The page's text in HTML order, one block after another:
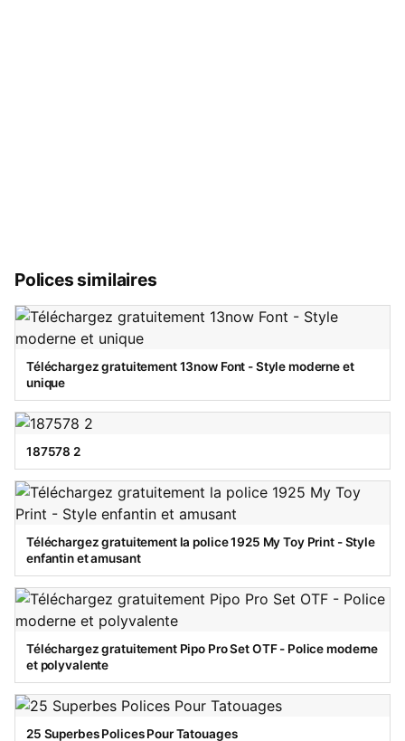
Polices similaires
Téléchargez gratuitement 13now Font - Style moderne et
unique
187578 2
Téléchargez gratuitement la police 1925 My Toy Print - Style
enfantin et amusant
Téléchargez gratuitement Pipo Pro Set OTF - Police moderne
et polyvalente
25 Superbes Polices Pour Tatouages